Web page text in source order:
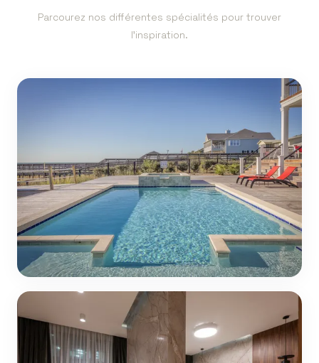
Parcourez nos différentes spécialités pour trouver
l'inspiration.
82 articles